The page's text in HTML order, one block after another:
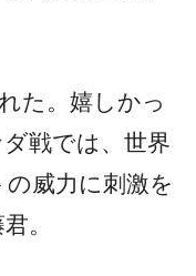
た。嬉しかっ
戦では、世界
威力に刺激を
。